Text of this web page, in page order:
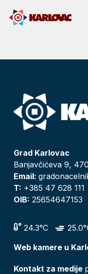
Grad Karlovac
Banjavčićeva 9,
Email:
T: +385 47 628 111
OIB: 25654647153
24.3°C
Web kamere u
Kontakt za medije